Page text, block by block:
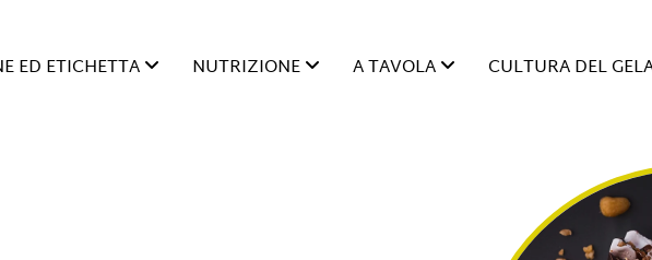
ED ETICHETTA NUTRIZIONE A TAVOLA CULTURA DEL